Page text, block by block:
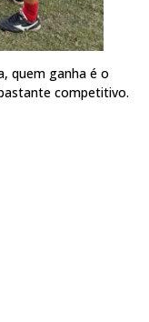
quem ganha é o
competitivo.